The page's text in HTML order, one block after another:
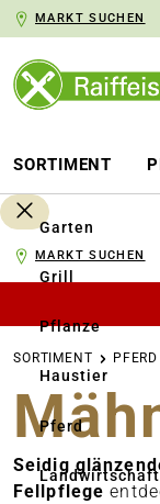
Zur
MARKT SUCHEN
SORTIMENT
Garten
Grill
Pflanze
Haustier
Pferd
Landwirtschaft
MARKT SUCHEN
SORTIMENT PFERD
Seidig
Fellpflege